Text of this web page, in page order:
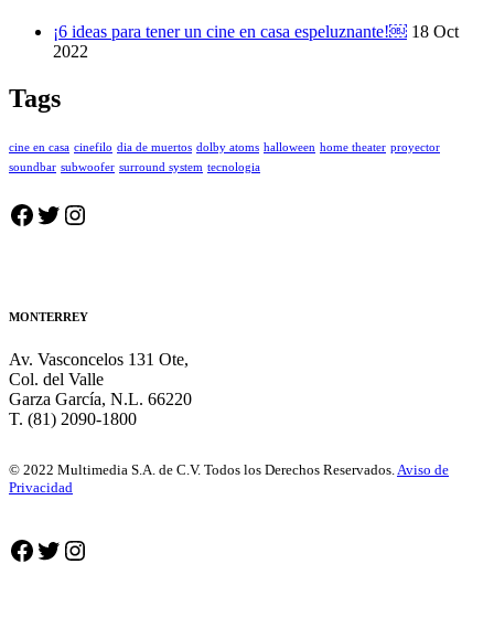
¡6 ideas para tener un cine en casa espeluznante!￼ 18 Oct
2022
Tags
cine en casa cinefilo dia de muertos dolby atoms halloween home theater proyector
soundbar subwoofer surround system tecnologia
Facebook
Twitter
Instagram
MONTERREY
Av. Vasconcelos 131 Ote,
Col. del Valle
Garza García, N.L. 66220
T. (81) 2090-1800
© 2022 Multimedia S.A. de C.V. Todos los Derechos Reservados.Aviso de
Privacidad
Facebook Twitter Instagram